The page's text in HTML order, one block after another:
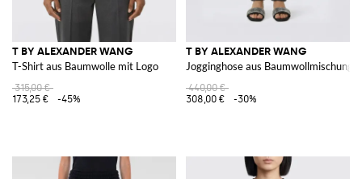
T BY ALEXANDER WANG
T-Shirt aus Baumwolle mit Logo
315,00 €
173,25 €
-45%
T BY ALEXANDER WANG
Jogginghose aus Baumwollmischung
440,00 €
308,00 €
-30%